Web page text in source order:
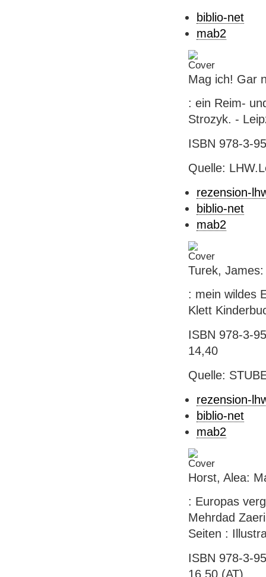
biblio-net
mab2
Mag ich! Gar
: ein Reim-
Strozyk. -
ISBN 978-3-
Quelle:
rezension-
biblio-net
mab2
Turek,
: mein wildes
Klett
ISBN 978-3-
14,40
Quelle:
rezension-
biblio-net
mab2
Horst, Alea:
: Europas
Mehrdad
Seiten :
ISBN 978-3-
16,50 (AT)